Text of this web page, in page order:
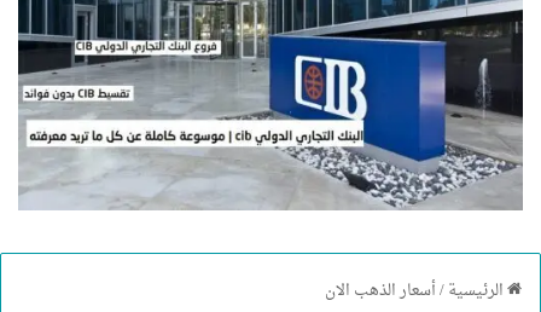
الرئيسية/أسعار الذهب الان